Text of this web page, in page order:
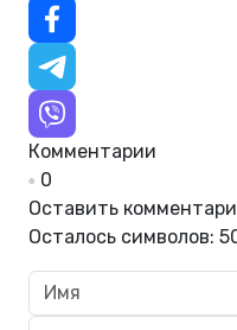
Комментарии
0
Оставить
Осталось символов: